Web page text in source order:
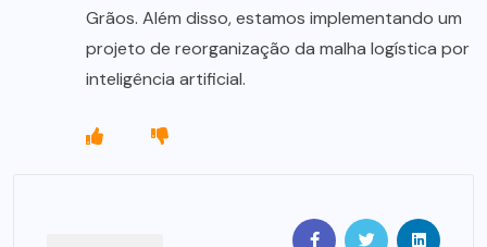
Grãos. Além disso, estamos implementando um
projeto de reorganização da malha logística por
inteligência artificial.